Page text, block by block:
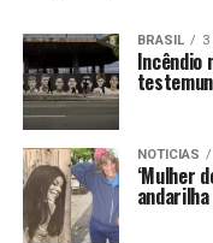
BRASIL 3
Incêndio
NOTICIAS
‘Mulher